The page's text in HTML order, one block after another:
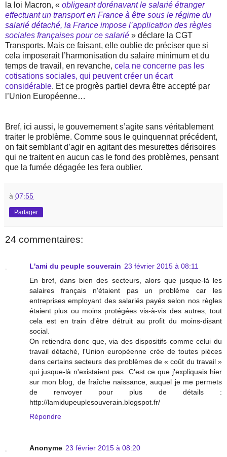
la loi Macron, « obligeant dorénavant le salarié étranger
effectuant un transport en France à être sous le régime du
salarié détaché, la France impose l’application des règles
sociales françaises pour ce salarié » déclare la CGT
Transports. Mais ce faisant, elle oublie de préciser que si
cela imposerait l’harmonisation du salaire minimum et du
temps de travail, en revanche, cela ne concerne pas les
cotisations sociales, qui peuvent créer un écart
considérable. Et ce progrès partiel devra être accepté par
l’Union Européenne…
Bref, ici aussi, le gouvernement s’agite sans véritablement
traiter le problème. Comme sous le quinquennat précédent,
on fait semblant d’agir en agitant des mesurettes dérisoires
qui ne traitent en aucun cas le fond des problèmes, pensant
que la fumée dégagée les fera oublier.
à 07:55
Partager
24 commentaires:
L'ami du peuple souverain 23 février 2015 à 08:11
En bref, dans bien des secteurs, alors que jusque-là les
salaires français n'étaient pas un problème car les
entreprises employant des salariés payés selon nos règles
étaient plus ou moins protégées vis-à-vis des autres, tout
cela est en train d'être détruit au profit du moins-disant
social.
On retiendra donc que, via des dispositifs comme celui du
travail détaché, l'Union européenne crée de toutes pièces
dans certains secteurs des problèmes de « coût du travail »
qui jusque-là n'existaient pas. C'est ce que j'expliquais hier
sur mon blog, de fraîche naissance, auquel je me permets
de renvoyer pour plus de détails :
http://lamidupeuplesouverain.blogspot.fr/
Répondre
Anonyme 23 février 2015 à 08:20